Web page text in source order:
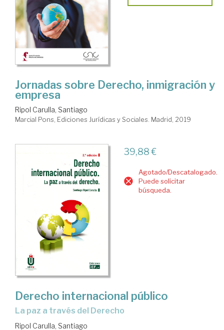
Jornadas sobre Derecho, inmigración y
empresa
Ripol Carulla, Santiago
Marcial Pons, Ediciones Jurídicas y Sociales. Madrid, 2019
39,88 €
Agotado/Descatalogado.
Puede solicitar
búsqueda.
Derecho internacional público
la paz a través del Derecho
Ripol Carulla, Santiago